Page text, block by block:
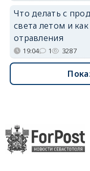
Что делать с
света летом и
отравления
19:04 1 3287